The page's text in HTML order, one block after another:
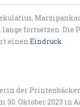
lange fortsetzen.
einen Eindruck.
der
30. Oktober 2023 in